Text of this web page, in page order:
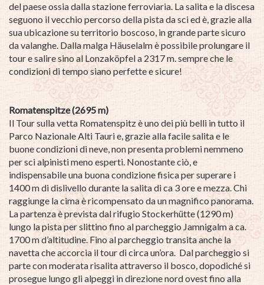
del paese ossia dalla stazione ferroviaria. La salita e la discesa
seguono il vecchio percorso della pista da sci ed è, grazie alla
sua ubicazione su territorio boscoso, in grande parte sicuro
da valanghe. Dalla malga Häuselalm è possibile prolungare il
tour e salire sino al Lonzaköpfel a 2317 m. sempre che le
condizioni di tempo siano perfette e sicure!
Romatenspitze (2695 m)
Il Tour sulla vetta Romatenspitz è uno dei più belli in tutto il
Parco Nazionale Alti Tauri e, grazie alla facile salita e le
buone condizioni di neve, non presenta problemi nemmeno
per sci alpinisti meno esperti. Nonostante ciò, e
indispensabile una buona condizione fisica per superare i
1400 m di dislivello durante la salita di ca 3 ore e mezza. Chi
raggiunge la cima è ricompensato da un magnifico panorama.
La partenza è prevista dal rifugio Stockerhütte (1290 m)
lungo la pista per slittino fino al parcheggio Jamnigalm a ca.
1700 m d’altitudine. Fino al parcheggio transita anche la
navetta che accorcia il tour di circa un’ora. Dal parcheggio si
parte con moderata risalita attraverso il bosco, dopodiché si
prosegue lungo gli alpeggi in direzione nord ovest fino alla